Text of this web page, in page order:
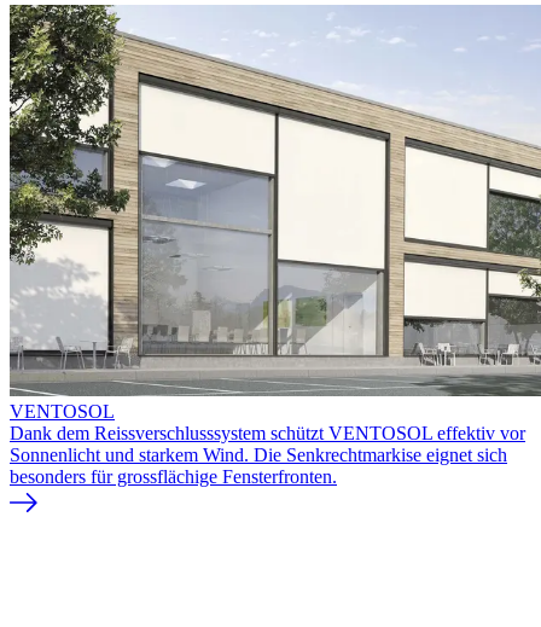
VENTOSOL
Dank dem Reissverschlusssystem schützt VENTOSOL effektiv vor
Sonnenlicht und starkem Wind. Die Senkrechtmarkise eignet sich
besonders für grossflächige Fensterfronten.